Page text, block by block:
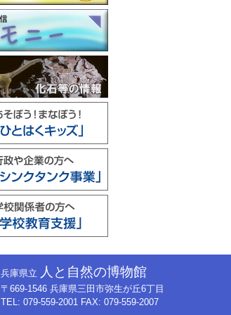
兵庫県立 人と自然の博物館
〒669-1546 兵庫県三田市弥生が丘6丁目
TEL: 079-559-2001 FAX: 079-559-2007